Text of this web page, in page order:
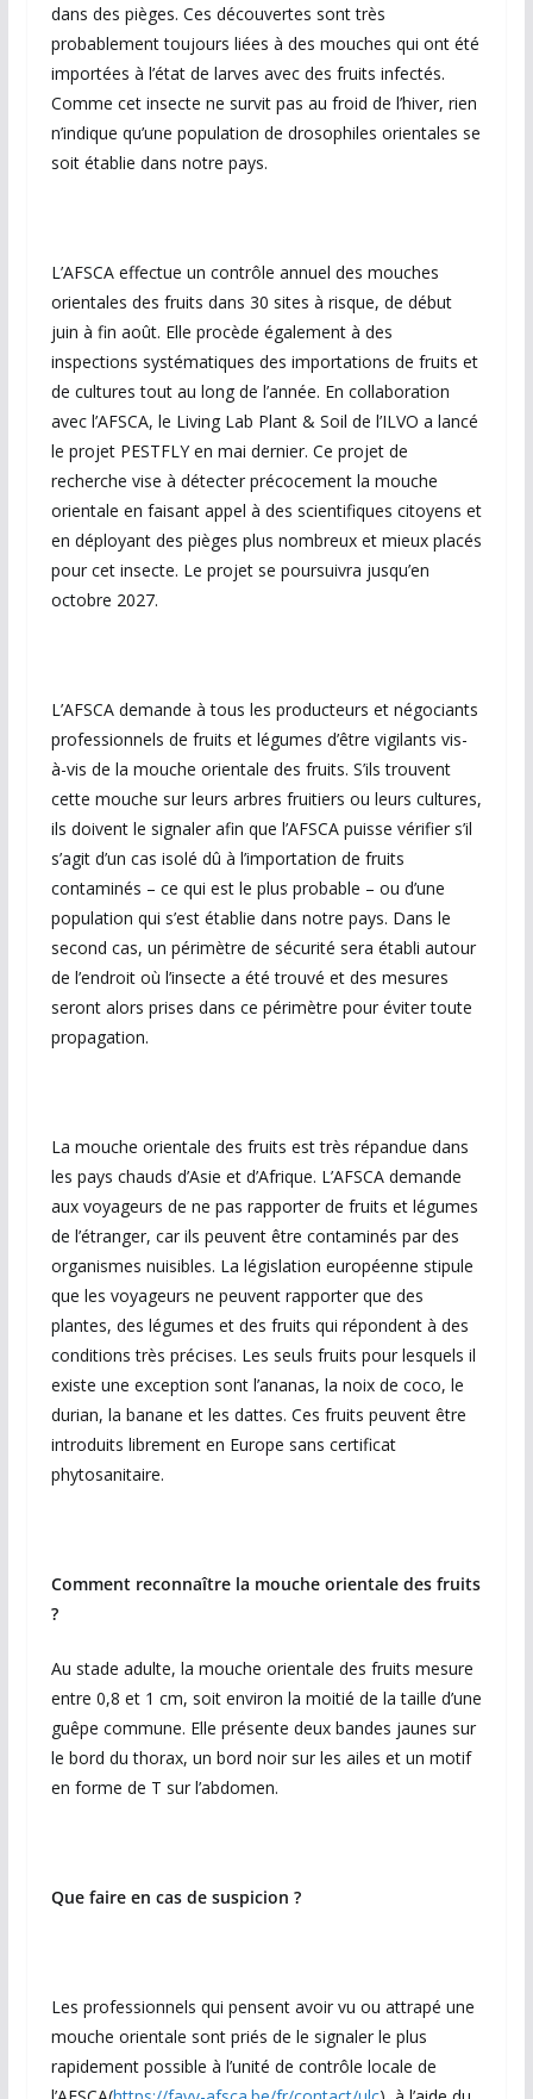
dans des pièges. Ces découvertes sont très
probablement toujours liées à des mouches qui ont été
importées à l’état de larves avec des fruits infectés.
Comme cet insecte ne survit pas au froid de l’hiver, rien
n’indique qu’une population de drosophiles orientales se
soit établie dans notre pays.
L’AFSCA effectue un contrôle annuel des mouches
orientales des fruits dans 30 sites à risque, de début
juin à fin août. Elle procède également à des
inspections systématiques des importations de fruits et
de cultures tout au long de l’année. En collaboration
avec l’AFSCA, le Living Lab Plant & Soil de l’ILVO a lancé
le projet PESTFLY en mai dernier. Ce projet de
recherche vise à détecter précocement la mouche
orientale en faisant appel à des scientifiques citoyens et
en déployant des pièges plus nombreux et mieux placés
pour cet insecte. Le projet se poursuivra jusqu’en
octobre 2027.
L’AFSCA demande à tous les producteurs et négociants
professionnels de fruits et légumes d’être vigilants vis-
à-vis de la mouche orientale des fruits. S’ils trouvent
cette mouche sur leurs arbres fruitiers ou leurs cultures,
ils doivent le signaler afin que l’AFSCA puisse vérifier s’il
s’agit d’un cas isolé dû à l’importation de fruits
contaminés – ce qui est le plus probable – ou d’une
population qui s’est établie dans notre pays. Dans le
second cas, un périmètre de sécurité sera établi autour
de l’endroit où l’insecte a été trouvé et des mesures
seront alors prises dans ce périmètre pour éviter toute
propagation.
La mouche orientale des fruits est très répandue dans
les pays chauds d’Asie et d’Afrique. L’AFSCA demande
aux voyageurs de ne pas rapporter de fruits et légumes
de l’étranger, car ils peuvent être contaminés par des
organismes nuisibles. La législation européenne stipule
que les voyageurs ne peuvent rapporter que des
plantes, des légumes et des fruits qui répondent à des
conditions très précises. Les seuls fruits pour lesquels il
existe une exception sont l’ananas, la noix de coco, le
durian, la banane et les dattes. Ces fruits peuvent être
introduits librement en Europe sans certificat
phytosanitaire.
Comment reconnaître la mouche orientale des fruits
?
Au stade adulte, la mouche orientale des fruits mesure
entre 0,8 et 1 cm, soit environ la moitié de la taille d’une
guêpe commune. Elle présente deux bandes jaunes sur
le bord du thorax, un bord noir sur les ailes et un motif
en forme de T sur l’abdomen.
Que faire en cas de suspicion ?
Les professionnels qui pensent avoir vu ou attrapé une
mouche orientale sont priés de le signaler le plus
rapidement possible à l’unité de contrôle locale de